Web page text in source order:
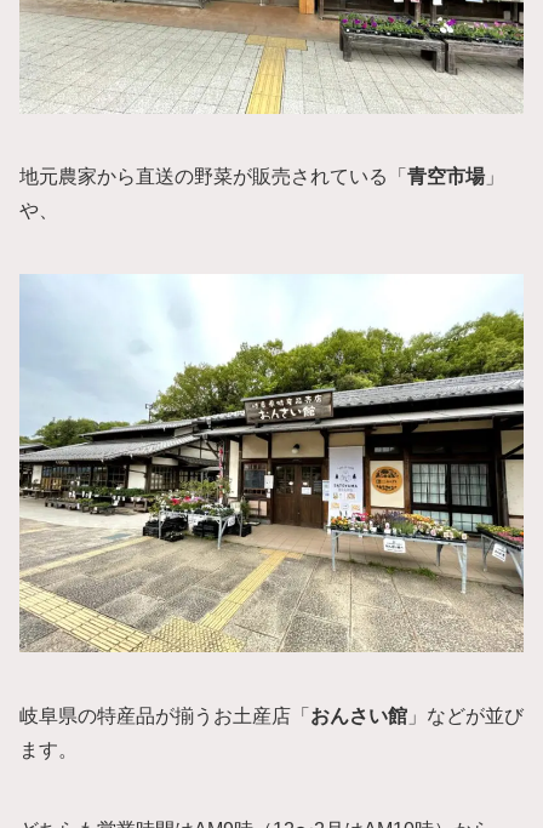
地元農家から直送の野菜が販売されている「 青空市場」
や、
岐阜県の特産品が揃うお土産店「 おんさい館 」などが並び
ます。